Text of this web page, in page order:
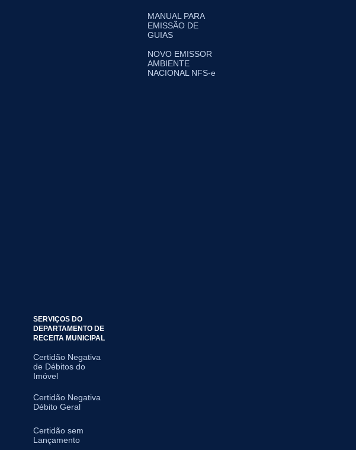
MANUAL PARA
EMISSÃO DE
GUIAS
NOVO EMISSOR
AMBIENTE
NACIONAL NFS-e
SERVIÇOS DO
DEPARTAMENTO DE
RECEITA MUNICIPAL
Certidão Negativa
de Débitos do
Imóvel
Certidão Negativa
Débito Geral
Certidão sem
Lançamento